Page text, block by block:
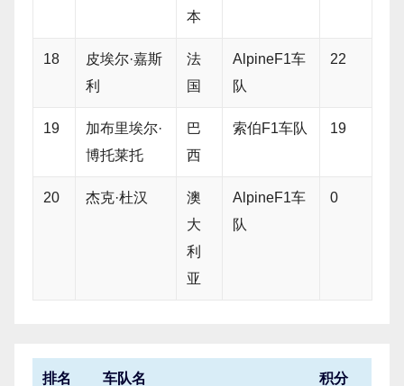
本
18
皮埃尔·嘉斯
利
法
国
AlpineF1车
队
22
19
加布里埃尔·
博托莱托
巴
西
索伯F1车队 19
20 杰克·杜汉
澳
大
利
亚
AlpineF1车
队
0
排名 车队名 积分